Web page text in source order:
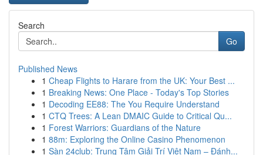
Search
Go
Published News
1 Cheap Flights to Harare from the UK: Your Best ...
1 Breaking News: One Place - Today's Top Stories
1 Decoding EE88: The You Require Understand
1 CTQ Trees: A Lean DMAIC Guide to Critical Qu...
1 Forest Warriors: Guardians of the Nature
1 88m: Exploring the Online Casino Phenomenon
1 Sàn 24club: Trung Tâm Giải Trí Việt Nam – Đánh...